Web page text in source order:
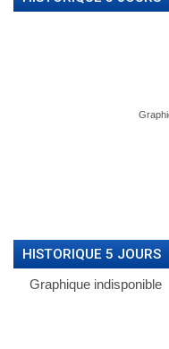
HISTORIQUE 5 JOURS